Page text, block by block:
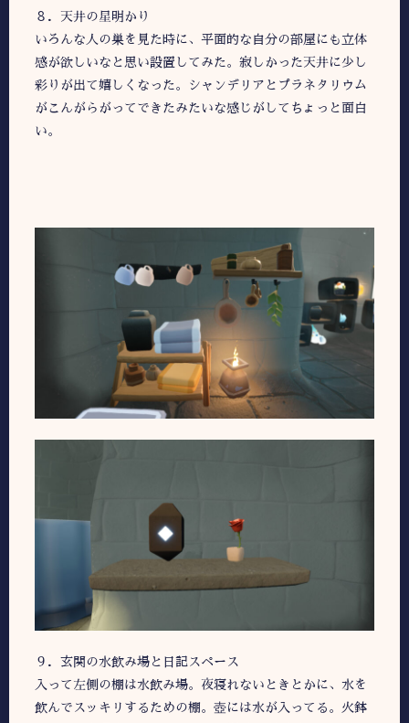
８．天井の星明かり
いろんな人の巣を見た時に、平面的な自分の部屋にも立体
感が欲しいなと思い設置してみた。寂しかった天井に少し
彩りが出て嬉しくなった。シャンデリアとプラネタリウム
がこんがらがってできたみたいな感じがしてちょっと面白
い。
９．玄関の水飲み場と日記スペース
入って左側の棚は水飲み場。夜寝れないときとかに、水を
飲んでスッキリするための棚。壺には水が入ってる。火鉢